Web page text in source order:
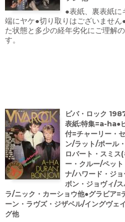
●表紙、裏表紙に
端にヤケ●切り取りはございませ
た状態と多少の経年劣化にご理解
す。
ビバ・ロック
表紙:特集=a-ha●
付=チャーリー・
ン/ラット/ポール
ロバート・スミス
ー・クルー/ペッ
ナ/ハワード・ジ
ボン・ジョヴィ/
ラ/ニック・カーショウ他●グラビア=
ーン・ラヴズ・ジザベル/イングヴェ
グ他